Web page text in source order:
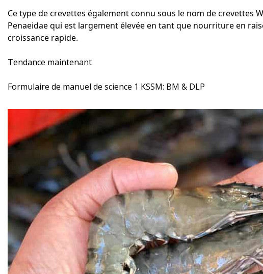
Ce type de crevettes également connu sous le nom de crevettes
Penaeidae qui est largement élevée en tant que nourriture en
croissance rapide.
Tendance maintenant
Formulaire de manuel de science 1 KSSM: BM & DLP